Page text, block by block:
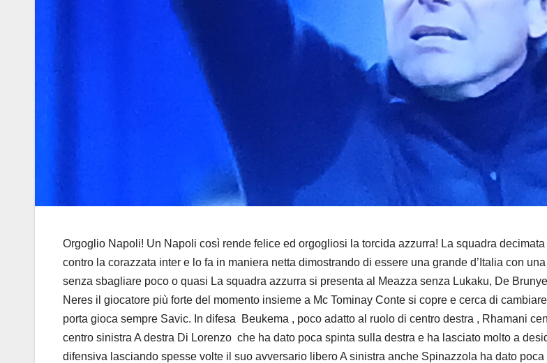
Orgoglio Napoli! Un Napoli così rende felice ed orgogliosi la torcida azzurra! La squadra
contro la corazzata inter e lo fa in maniera netta dimostrando di essere una grande d’Italia con
senza sbagliare poco o quasi La squadra azzurra si presenta al Meazza senza Lukaku, De
Neres il giocatore più forte del momento insieme a Mc Tominay Conte si copre e cerca di
porta gioca sempre Savic. In difesa Beukema , poco adatto al ruolo di centro destra , Rhamani
centro sinistra A destra Di Lorenzo che ha dato poca spinta sulla destra e ha lasciato molto a
difensiva lasciando spesse volte il suo avversario libero A sinistra anche Spinazzola ha dato